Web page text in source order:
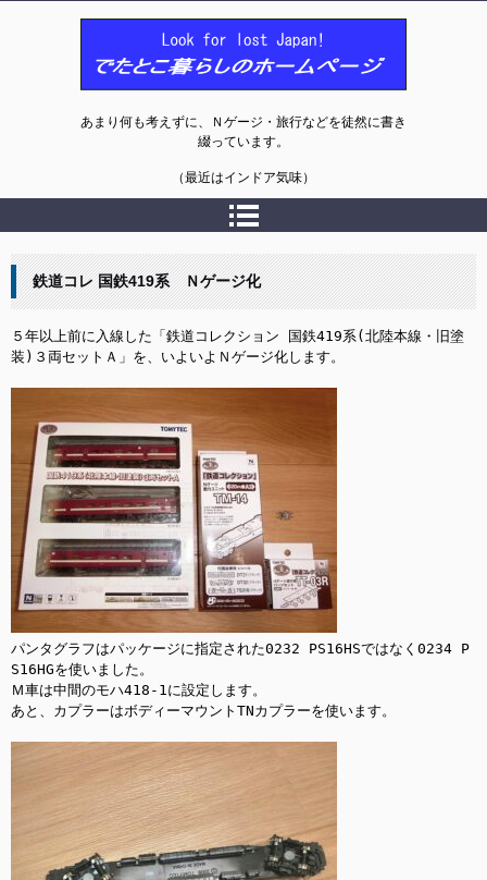
あまり何も考えずに、Ｎゲージ・旅行などを徒然に書き
綴っています。
（最近はインドア気味）
鉄道コレ 国鉄419系 Ｎゲージ化
５年以上前に入線した「鉄道コレクション 国鉄419系(北陸本線・旧塗
装)３両セットＡ」を、いよいよＮゲージ化します。
パンタグラフはパッケージに指定された0232 PS16HSではなく0234 P
S16HGを使いました。
Ｍ車は中間のモハ418-1に設定します。
あと、カプラーはボディーマウントTNカプラーを使います。